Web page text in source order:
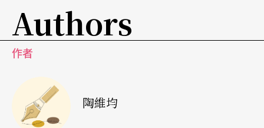
元。我們借用「遊園驚夢」的概念規劃整體，除了
兩場主要的音樂會和蘇打綠的演出須額外購票，其
個活動，從發想到完成都是辦公室裡的所有同事一
起完成，確認每個環節，幾乎就是在當製作人了。
Authors
作者
陶維均